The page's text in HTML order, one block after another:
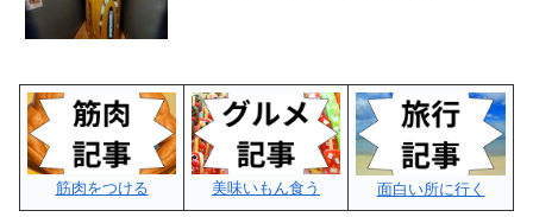
筋肉をつける 美味いもん食う 面白い所に行く